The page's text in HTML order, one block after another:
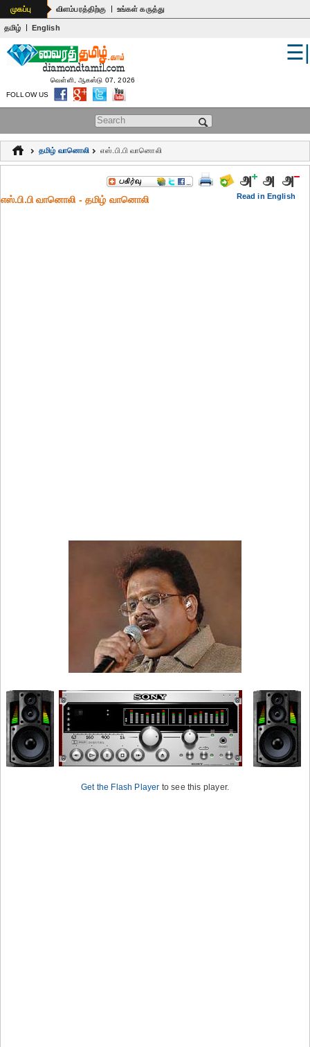
உலகம்
பொதுஅறிவு
கல்வி
ஆன்மிகம்
முகப்பு விளம்பரத்திற்கு | உங்கள் கருத்து
தமிழ் | English
Search form
☰|
வெள்ளி, ஆகஸ்டு 07, 2026
FOLLOW US
தமிழ் வானொலி எஸ்.பி.பி வானொலி
Read in English
எஸ்.பி.பி வானொலி - தமிழ் வானொலி
Get the Flash Player to see this player.